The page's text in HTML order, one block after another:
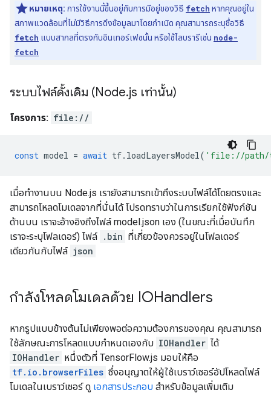
หมายเหตุ: การใช้งานนี้ขึ้นอยู่กับการมีอยู่ของวิธี fetch หากคุณอยู่ใน
สภาพแวดล้อมที่ไม่มีวิธีการดึงข้อมูลมาโดยกำเนิด คุณสามารถระบุชื่อวิธี
fetch แบบสากลที่ตรงกับอินเทอร์เฟซนั้น หรือใช้ไลบรารีเช่น node-
fetch
ระบบไฟล์ดั้งเดิม (Node.js เท่านั้น)
โครงการ: file://
const model = await tf. loadLayersModel( 'file://path/
เมื่อทำงานบน Node.js เรายังสามารถเข้าถึงระบบไฟล์ได้โดยตรงและ
สามารถโหลดโมเดลจากที่นั่นได้ โปรดทราบว่าในการเรียกใช้ฟังก์ชัน
ด้านบน เราจะอ้างอิงถึงไฟล์ model.json เอง (ในขณะที่เมื่อบันทึก
เราจะระบุโฟลเดอร์) ไฟล์ .bin ที่เกี่ยวข้องควรอยู่ในโฟลเดอร์
เดียวกันกับไฟล์ json
กำลังโหลดโมเดลด้วย IOHandlers
หากรูปแบบข้างต้นไม่เพียงพอต่อความต้องการของคุณ คุณสามารถ
ใช้ลักษณะการโหลดแบบกำหนดเองกับ IOHandler ได้
IOHandler หนึ่งตัวที่ TensorFlow.js มอบให้คือ
tf.io.browserFiles ซึ่งอนุญาตให้ผู้ใช้เบราว์เซอร์อัปโหลดไฟล์
โมเดลในเบราว์เซอร์ ดู เอกสารประกอบ สำหรับข้อมูลเพิ่มเติม